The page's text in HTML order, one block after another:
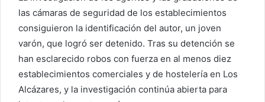
las cámaras de seguridad de los establecimientos
consiguieron la identificación del autor, un joven
varón, que logró ser detenido. Tras su detención se
han esclarecido robos con fuerza en al menos diez
establecimientos comerciales y de hostelería en Los
Alcázares, y la investigación continúa abierta para